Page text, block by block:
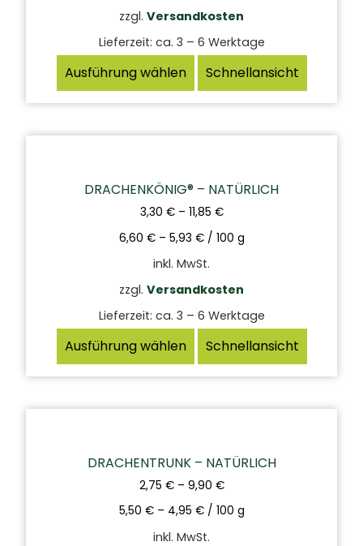
zzgl. Versandkosten
Lieferzeit: ca. 3 – 6 Werktage
Ausführung wählen Schnellansicht
DRACHENKÖNIG® – NATÜRLICH
3,30 €– 11,85 €
6,60 €– 5,93 €/ 100 g
inkl. MwSt.
zzgl. Versandkosten
Lieferzeit: ca. 3 – 6 Werktage
Ausführung wählen Schnellansicht
DRACHENTRUNK – NATÜRLICH
2,75 €– 9,90 €
5,50 €– 4,95 €/ 100 g
inkl. MwSt.